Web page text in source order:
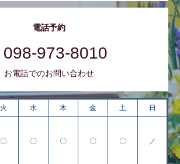
電話予約
098-973-8010
お電話でのお問い合わせ
火 水 木 金 土 日
〇 〇 〇 〇 〇 ／